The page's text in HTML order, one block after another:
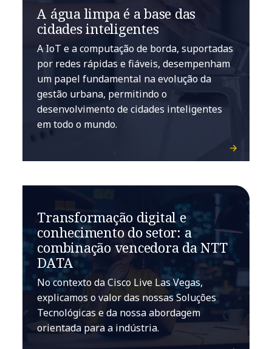
A água limpa é a base das
cidades inteligentes
A IoT e a computação de borda, suportadas
por redes rápidas e fiáveis, desempenham
um papel fundamental na evolução da
gestão urbana, permitindo o
desenvolvimento de cidades inteligentes
em todo o mundo.
Transformação digital e
conhecimento do setor: a
combinação vencedora da NTT
DATA
No contexto da Cisco Live Las Vegas,
explicamos o valor das nossas Soluções
Tecnológicas e da nossa abordagem
orientada para a indústria.